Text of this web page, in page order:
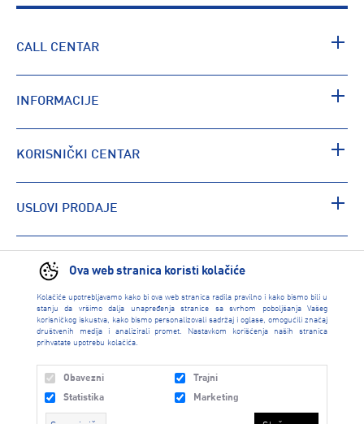
Ova web stranica koristi kolačiće
Kolačiće upotrebljavamo kako bi ova web stranica radila pravilno i kako bismo bili u
stanju da vršimo dalja unapređenja stranice sa svrhom poboljšanja Vašeg
korisničkog iskustva, kako bismo personalizovali sadržaj i oglase, omogućili značaj
društvenih medija i analizirali promet. Nastavkom korišćenja naših stranica
prihvatate upotrebu kolačića.
Obavezni
Trajni
Statistika
Marketing
CALL CENTAR
INFORMACIJE
KORISNIČKI CENTAR
USLOVI PRODAJE
PRONAĐI RADNJU